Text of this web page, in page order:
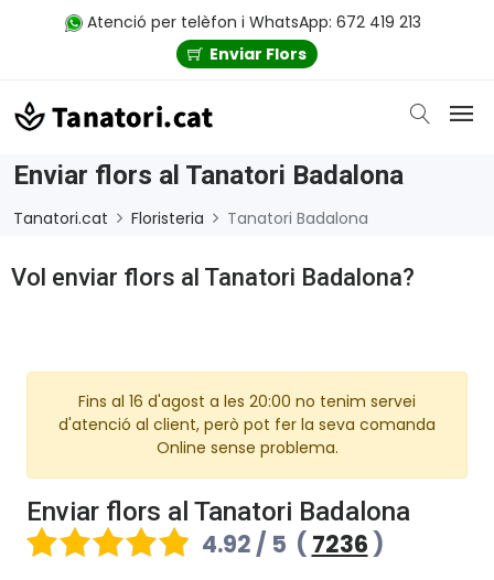
Atenció per telèfon i WhatsApp: 672 419 213
Enviar Flors
Enviar flors al Tanatori Badalona
Tanatori.cat Floristeria Tanatori Badalona
Vol enviar flors al Tanatori Badalona?
Fins al 16 d'agost a les 20:00 no tenim servei
d'atenció al client, però pot fer la seva comanda
Online sense problema.
Enviar flors al Tanatori Badalona
4.92 / 5 ( 7236 )